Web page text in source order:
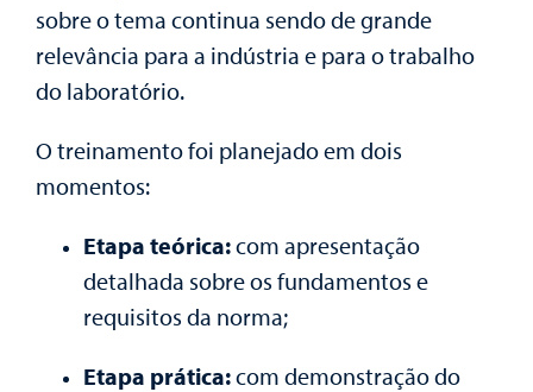
sobre o tema continua sendo de grande
relevância para a indústria e para o trabalho
do laboratório.
O treinamento foi planejado em dois
momentos:
Etapa teórica:com apresentação
detalhada sobre os fundamentos e
requisitos da norma;
Etapa prática:com demonstração do